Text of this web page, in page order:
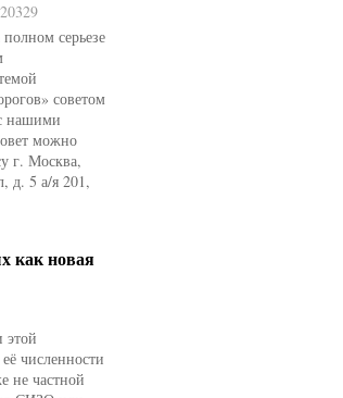
20329
серьезе
советом
нашими
можно
г. Москва,
д. 5 а/я 201,
как новая
этой
численности
не частной